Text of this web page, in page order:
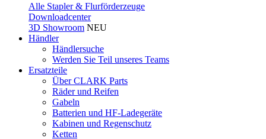
Alle Stapler & Flurförderzeuge
Downloadcenter
3D Showroom NEU
Händler
Händlersuche
Werden Sie Teil unseres Teams
Ersatzteile
Über CLARK Parts
Räder und Reifen
Gabeln
Batterien und HF-Ladegeräte
Kabinen und Regenschutz
Ketten